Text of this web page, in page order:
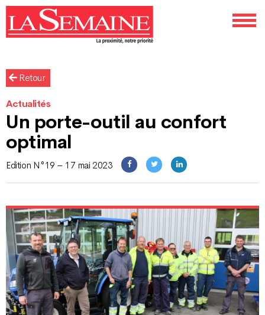
Retour
Actualités
Un porte-outil au confort
optimal
Edition N°19 – 17 mai 2023